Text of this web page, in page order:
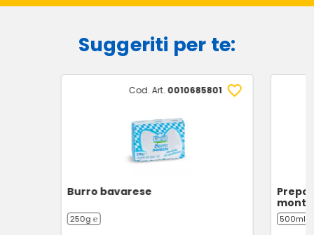
Suggeriti per te:
Cod. Art. 0010685801
Burro bavarese
250g ℮ 500ml ℮